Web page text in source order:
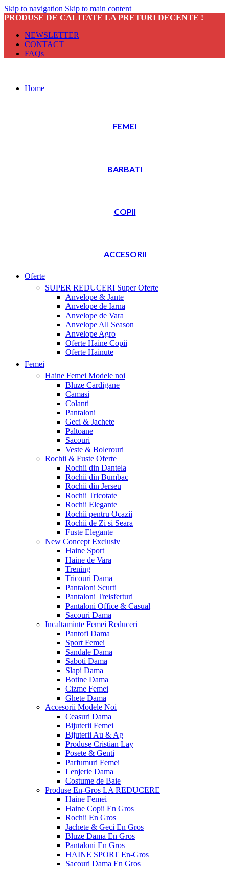
Skip to navigation Skip to main content
PRODUSE DE CALITATE LA PRETURI DECENTE !
NEWSLETTER
CONTACT
FAQs
Home
FEMEI
BARBATI
COPII
ACCESORII
Oferte
SUPER REDUCERI Super Oferte
Anvelope & Jante
Anvelope de Iarna
Anvelope de Vara
Anvelope All Season
Anvelope Agro
Oferte Haine Copii
Oferte Hainute
Femei
Haine Femei Modele noi
Bluze Cardigane
Camasi
Colanti
Pantaloni
Geci & Jachete
Paltoane
Sacouri
Veste & Bolerouri
Rochii & Fuste Oferte
Rochii din Dantela
Rochii din Bumbac
Rochii din Jerseu
Rochii Tricotate
Rochii Elegante
Rochii pentru Ocazii
Rochii de Zi si Seara
Fuste Elegante
New Concept Exclusiv
Haine Sport
Haine de Vara
Trening
Tricouri Dama
Pantaloni Scurti
Pantaloni Treisferturi
Pantaloni Office & Casual
Sacouri Dama
Incaltaminte Femei Reduceri
Pantofi Dama
Sport Femei
Sandale Dama
Saboti Dama
Slapi Dama
Botine Dama
Cizme Femei
Ghete Dama
Accesorii Modele Noi
Ceasuri Dama
Bijuterii Femei
Bijuterii Au & Ag
Produse Cristian Lay
Posete & Genti
Parfumuri Femei
Lenjerie Dama
Costume de Baie
Produse En-Gros LA REDUCERE
Haine Femei
Haine Copii En Gros
Rochii En Gros
Jachete & Geci En Gros
Bluze Dama En Gros
Pantaloni En Gros
HAINE SPORT En-Gros
Sacouri Dama En Gros